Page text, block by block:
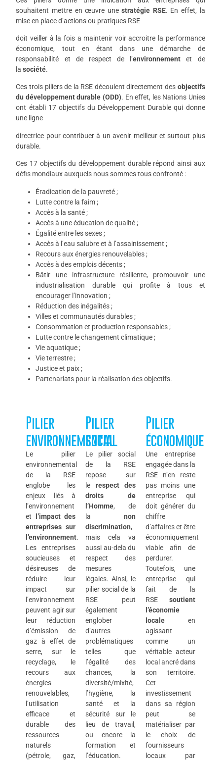
souhaitent mettre en œuvre unestratégie RSE. En effet, la
mise en place d’actions ou pratiques RSE
doit veiller à la fois a maintenir voir accroitre la performance
économique, tout en étant dans une démarche de
responsabilité et de respect de l’environnement et de
lasociété.
Ces trois piliers de la RSE découlent directement des objectifs
du développement durable (ODD). En effet, les Nations Unies
ont établi 17 objectifs du Développement Durable qui donne
une ligne
directrice pour contribuer à un avenir meilleur et surtout plus
durable.
Ces 17 objectifs du développement durable répond ainsi aux
défis mondiaux auxquels nous sommes tous confronté :
Éradication de la pauvreté ;
Lutte contre la faim ;
Accès à la santé ;
Accès à une éducation de qualité ;
Égalité entre les sexes ;
Accès à l’eau salubre et à l’assainissement ;
Recours aux énergies renouvelables ;
Accès à des emplois décents ;
Bâtir une infrastructure résiliente, promouvoir une
industrialisation durable qui profite à tous et
encourager l’innovation ;
Réduction des inégalités ;
Villes et communautés durables ;
Consommation et production responsables ;
Lutte contre le changement climatique ;
Vie aquatique ;
Vie terrestre ;
Justice et paix ;
Partenariats pour la réalisation des objectifs.
Pilier
environnemental
Le pilier
environnemental
de la RSE
englobe les
enjeux liés à
l’environnement
et l’impact des
entreprises sur
l’environnement.
Les entreprises
soucieuses et
désireuses de
réduire leur
impact sur
l’environnement
peuvent agir sur
leur réduction
d’émission de
gaz à effet de
serre, sur le
recyclage, le
recours aux
énergies
renouvelables,
l’utilisation
efficace et
durable des
ressources
naturels
(pétrole, gaz,
Pilier
social
Le pilier social
de la RSE
repose sur
le respect des
droits de
l’Homme, de
la non
discrimination,
mais cela va
aussi au-dela du
respect des
mesures
légales. Ainsi, le
pilier social de la
RSE peut
également
englober
d’autres
problématiques
telles que
l’égalité des
chances, la
diversité/mixité,
l’hygiène, la
santé et la
sécurité sur le
lieu de travail,
ou encore la
formation et
l’éducation.
Pilier
économique
Une entreprise
engagée dans la
RSE n’en reste
pas moins une
entreprise qui
doit générer du
chiffre
d’affaires et être
économiquement
viable afin de
perdurer.
Toutefois, une
entreprise qui
fait de la
RSE soutient
l’économie
localeen
agissant
comme un
véritable acteur
local ancré dans
son territoire.
Cet
investissement
dans sa région
peut se
matérialiser par
le choix de
fournisseurs
locaux par